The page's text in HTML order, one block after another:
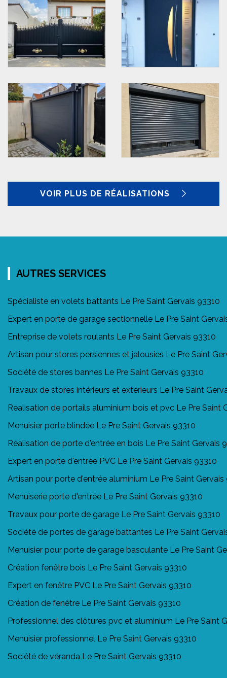
VOIR PLUS DE RÉALISATIONS
AUTRES SERVICES
Spécialiste en volets battants Le Pre Saint Gervais 93310
Expert en porte de garage sectionnelle Le Pre Saint
Entreprise de volets roulants Le Pre Saint Gervais 93310
Artisan pour stores persiennes et jalousies Le Pre Saint
Société de stores bannes Le Pre Saint Gervais 93310
Travaux de stores intérieurs et extérieurs Le Pre Saint
Réalisation de portails aluminium bois et pvc Le Pre Saint
Menuisier porte blindée Le Pre Saint Gervais 93310
Réalisation de porte d'entrée en bois Le Pre Saint Gervais
Expert en porte d'entrée PVC Le Pre Saint Gervais 93310
Artisan pour porte d'entrée aluminium Le Pre Saint Gervais
Menuiserie porte d'entrée Le Pre Saint Gervais 93310
Travaux pour porte de garage Le Pre Saint Gervais 93310
Société de portes de garage battantes Le Pre Saint
Menuisier pour porte de garage basculante Le Pre Saint
Création fenêtre bois Le Pre Saint Gervais 93310
Expert en fenêtre PVC Le Pre Saint Gervais 93310
Création de fenêtre Le Pre Saint Gervais 93310
Professionnel des clôtures pvc et aluminium Le Pre Saint
Menuisier professionnel Le Pre Saint Gervais 93310
Société de véranda Le Pre Saint Gervais 93310